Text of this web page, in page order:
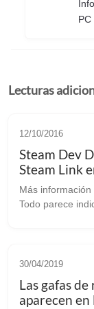
Lecturas
12/10/2016
Steam Dev
Steam Link
quiere estar
Más
Todo parece
30/04/2019
Las gafas
aparecen